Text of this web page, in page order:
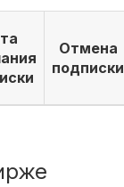
Отмена
подписки